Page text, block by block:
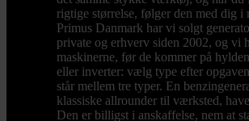
rigtige størrelse, følger den med dig i
Primus Danmark har vi solgt
private og erhverv siden 2002, og vi
maskinerne, før de kommer på
eller inverter: vælg type efter
står mellem tre typer. En
klassiske allrounder til værksted,
Den er billigst i anskaffelse, nem at